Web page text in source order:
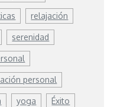
relajación
serenidad
personal
yoga Éxito